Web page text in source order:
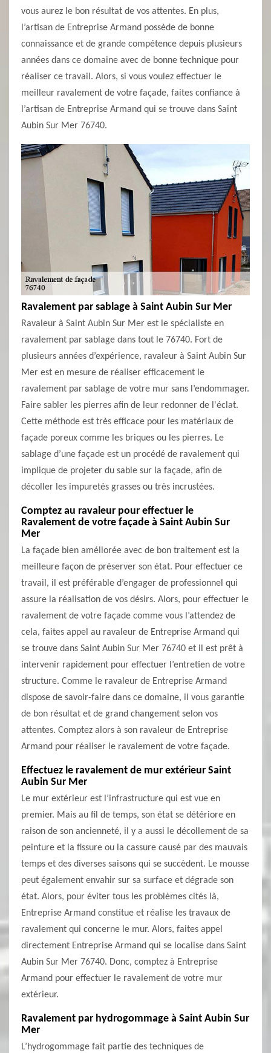
vous aurez le bon résultat de vos attentes. En plus,
l’artisan de Entreprise Armand possède de bonne
connaissance et de grande compétence depuis plusieurs
années dans ce domaine avec de bonne technique pour
réaliser ce travail. Alors, si vous voulez effectuer le
meilleur ravalement de votre façade, faites confiance à
l’artisan de Entreprise Armand qui se trouve dans Saint
Aubin Sur Mer 76740.
Ravalement par sablage à Saint Aubin Sur Mer
Ravaleur à Saint Aubin Sur Mer est le spécialiste en
ravalement par sablage dans tout le 76740. Fort de
plusieurs années d’expérience, ravaleur à Saint Aubin Sur
Mer est en mesure de réaliser efficacement le
ravalement par sablage de votre mur sans l’endommager.
Faire sabler les pierres afin de leur redonner de l'éclat.
Cette méthode est très efficace pour les matériaux de
façade poreux comme les briques ou les pierres. Le
sablage d’une façade est un procédé de ravalement qui
implique de projeter du sable sur la façade, afin de
décoller les impuretés grasses ou très incrustées.
Comptez au ravaleur pour effectuer le
Ravalement de votre façade à Saint Aubin Sur
Mer
La façade bien améliorée avec de bon traitement est la
meilleure façon de préserver son état. Pour effectuer ce
travail, il est préférable d’engager de professionnel qui
assure la réalisation de vos désirs. Alors, pour effectuer le
ravalement de votre façade comme vous l’attendez de
cela, faites appel au ravaleur de Entreprise Armand qui
se trouve dans Saint Aubin Sur Mer 76740 et il est prêt à
intervenir rapidement pour effectuer l’entretien de votre
structure. Comme le ravaleur de Entreprise Armand
dispose de savoir-faire dans ce domaine, il vous garantie
de bon résultat et de grand changement selon vos
attentes. Comptez alors à son ravaleur de Entreprise
Armand pour réaliser le ravalement de votre façade.
Effectuez le ravalement de mur extérieur Saint
Aubin Sur Mer
Le mur extérieur est l’infrastructure qui est vue en
premier. Mais au fil de temps, son état se détériore en
raison de son ancienneté, il y a aussi le décollement de sa
peinture et la fissure ou la cassure causé par des mauvais
temps et des diverses saisons qui se succèdent. Le mousse
peut également envahir sur sa surface et dégrade son
état. Alors, pour éviter tous les problèmes cités là,
Entreprise Armand constitue et réalise les travaux de
ravalement qui concerne le mur. Alors, faites appel
directement Entreprise Armand qui se localise dans Saint
Aubin Sur Mer 76740. Donc, comptez à Entreprise
Armand pour effectuer le ravalement de votre mur
extérieur.
Ravalement par hydrogommage à Saint Aubin Sur
Mer
L’hydrogommage fait partie des techniques de